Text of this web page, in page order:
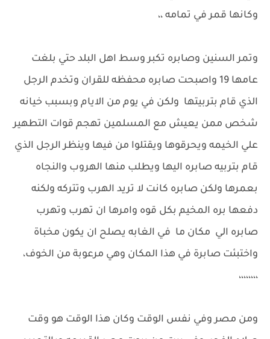
وكانها قمر في تمامه ،،
وتمر السنين وصابره تكبر وسط اهل البلد حتي بلغت
عامها 19 واصبحت صابره محفظه للقران وتخدم الرجل
الذي قام بتربيتها ولكن في يوم من الايام وبسبب خيانه
شخص ممن يعيش مع المسلمين تهجم قوات التطهير
علي الخيمه ويحرقوها ويقتلوا من فيها وينظر الرجل الذي
قام بتربيه صابره اليها ويطلب منها الهروب والنجاه
بعمرها ولكن صابره كانت لا تريد الهرب وتتركه ولكنه
دفعها بره المخيم بكل قوه وامرها ان تهرب وتهرب
صابره الي مكان ما في الغابه يصلح ان يكون مخباة
واختبئت صابرة في هذا المكان وهي مرعوبة من الخوف،
،،،،،،،،
ومن مصر وفي نفس الوقت وكان هذا الوقت هو وقت